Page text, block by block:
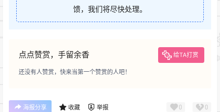
馈，我们将尽快处理。
点点赞赏，手留余香 给TA打赏
还没有人赞赏，快来当第一个赞赏的人吧！
海报分享 收藏 举报 0 0